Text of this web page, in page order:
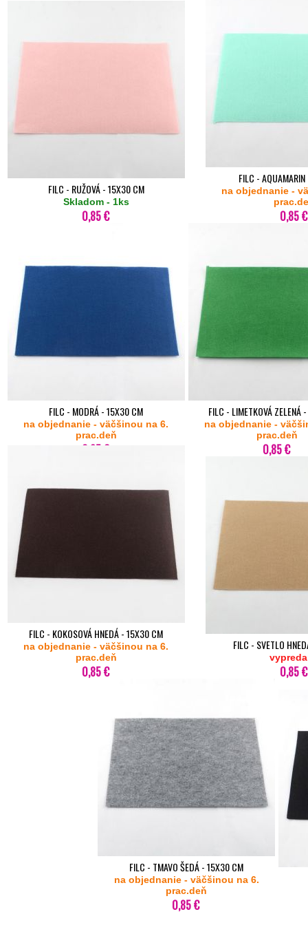
FILC - RUŽOVÁ - 15X30 CM
Skladom - 1ks
0,85 €
FILC -
na objednanie -
0,85 €
FILC - MODRÁ - 15X30 CM
na objednanie - väčšinou na 6.
prac.deň
0,85 €
FILC - LIMETKOVÁ ZELENÁ
na objednanie -
prac.deň
0,85 €
FILC - KOKOSOVÁ HNEDÁ - 15X30 CM
na objednanie - väčšinou na 6.
prac.deň
0,85 €
FILC - SVETLO
0,85 €
FILC - TMAVO ŠEDÁ - 15X30 CM
na objednanie - väčšinou na 6.
prac.deň
0,85 €